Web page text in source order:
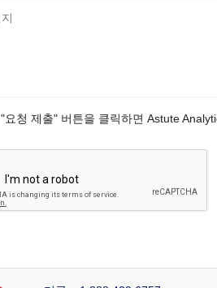
"요청 제출" 버튼을 클릭하면 Astute